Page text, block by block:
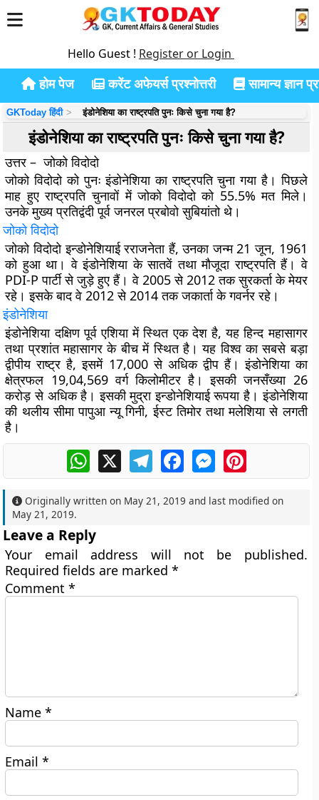
Hello Guest ! Register or Login
होम पेज करेंट अफेयर्स प्रश्नोत्तरी सामान्य ज्ञान
GKToday हिंदी इंडोनेशिया का राष्ट्रपति पुनः किसे चुना गया है?
इंडोनेशिया का राष्ट्रपति पुनः किसे चुना गया है?
उत्तर – जोको विदोदो
जोको विदोदो को पुनः इंडोनेशिया का राष्ट्रपति चुना गया है। पिछले
माह हुए राष्ट्रपति चुनावों में जोको विदोदो को 55.5% मत मिले।
उनके मुख्य प्रतिद्वंदी पूर्व जनरल प्रबोवो सुबियांतो थे।
जोको विदोदो
जोको विदोदो इन्डोनेशियाई रराजनेता हैं, उनका जन्म 21 जून, 1961
को हुआ था। वे इंडोनेशिया के सातवें तथा मौजूदा राष्ट्रपति हैं। वे
PDI-P पार्टी से जुड़े हुए हैं। वे 2005 से 2012 तक सुरकर्ता के मेयर
रहे। इसके बाद वे 2012 से 2014 तक जकार्ता के गवर्नर रहे।
इंडोनेशिया
इंडोनेशिया दक्षिण पूर्व एशिया में स्थित एक देश है, यह हिन्द महासागर
तथा प्रशांत महासागर के बीच में स्थित है। यह विश्व का सबसे बड़ा
द्वीपीय राष्ट्र है, इसमें 17,000 से अधिक द्वीप हैं। इंडोनेशिया का
क्षेत्रफल 19,04,569 वर्ग किलोमीटर है। इसकी जनसँख्या 26
करोड़ से अधिक है। इसकी मुद्रा इन्डोनेशियाई रूपया है। इंडोनेशिया
की थलीय सीमा पापुआ न्यू गिनी, ईस्ट तिमोर तथा मलेशिया से लगती
है।
WhatsApp
X TelegramFacebookMessengerPinterest
Originally written on May 21, 2019 and last modified on
May 21, 2019.
Leave a Reply
Your email address will not be published.
Required fields are marked*
Comment*
Name*
Email*